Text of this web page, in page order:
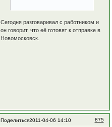
Сегодня разговаривал с работником и
он говорит, что её готовят к отправке в
Новомосковск.
Поделиться 875
2011-04-06 14:10